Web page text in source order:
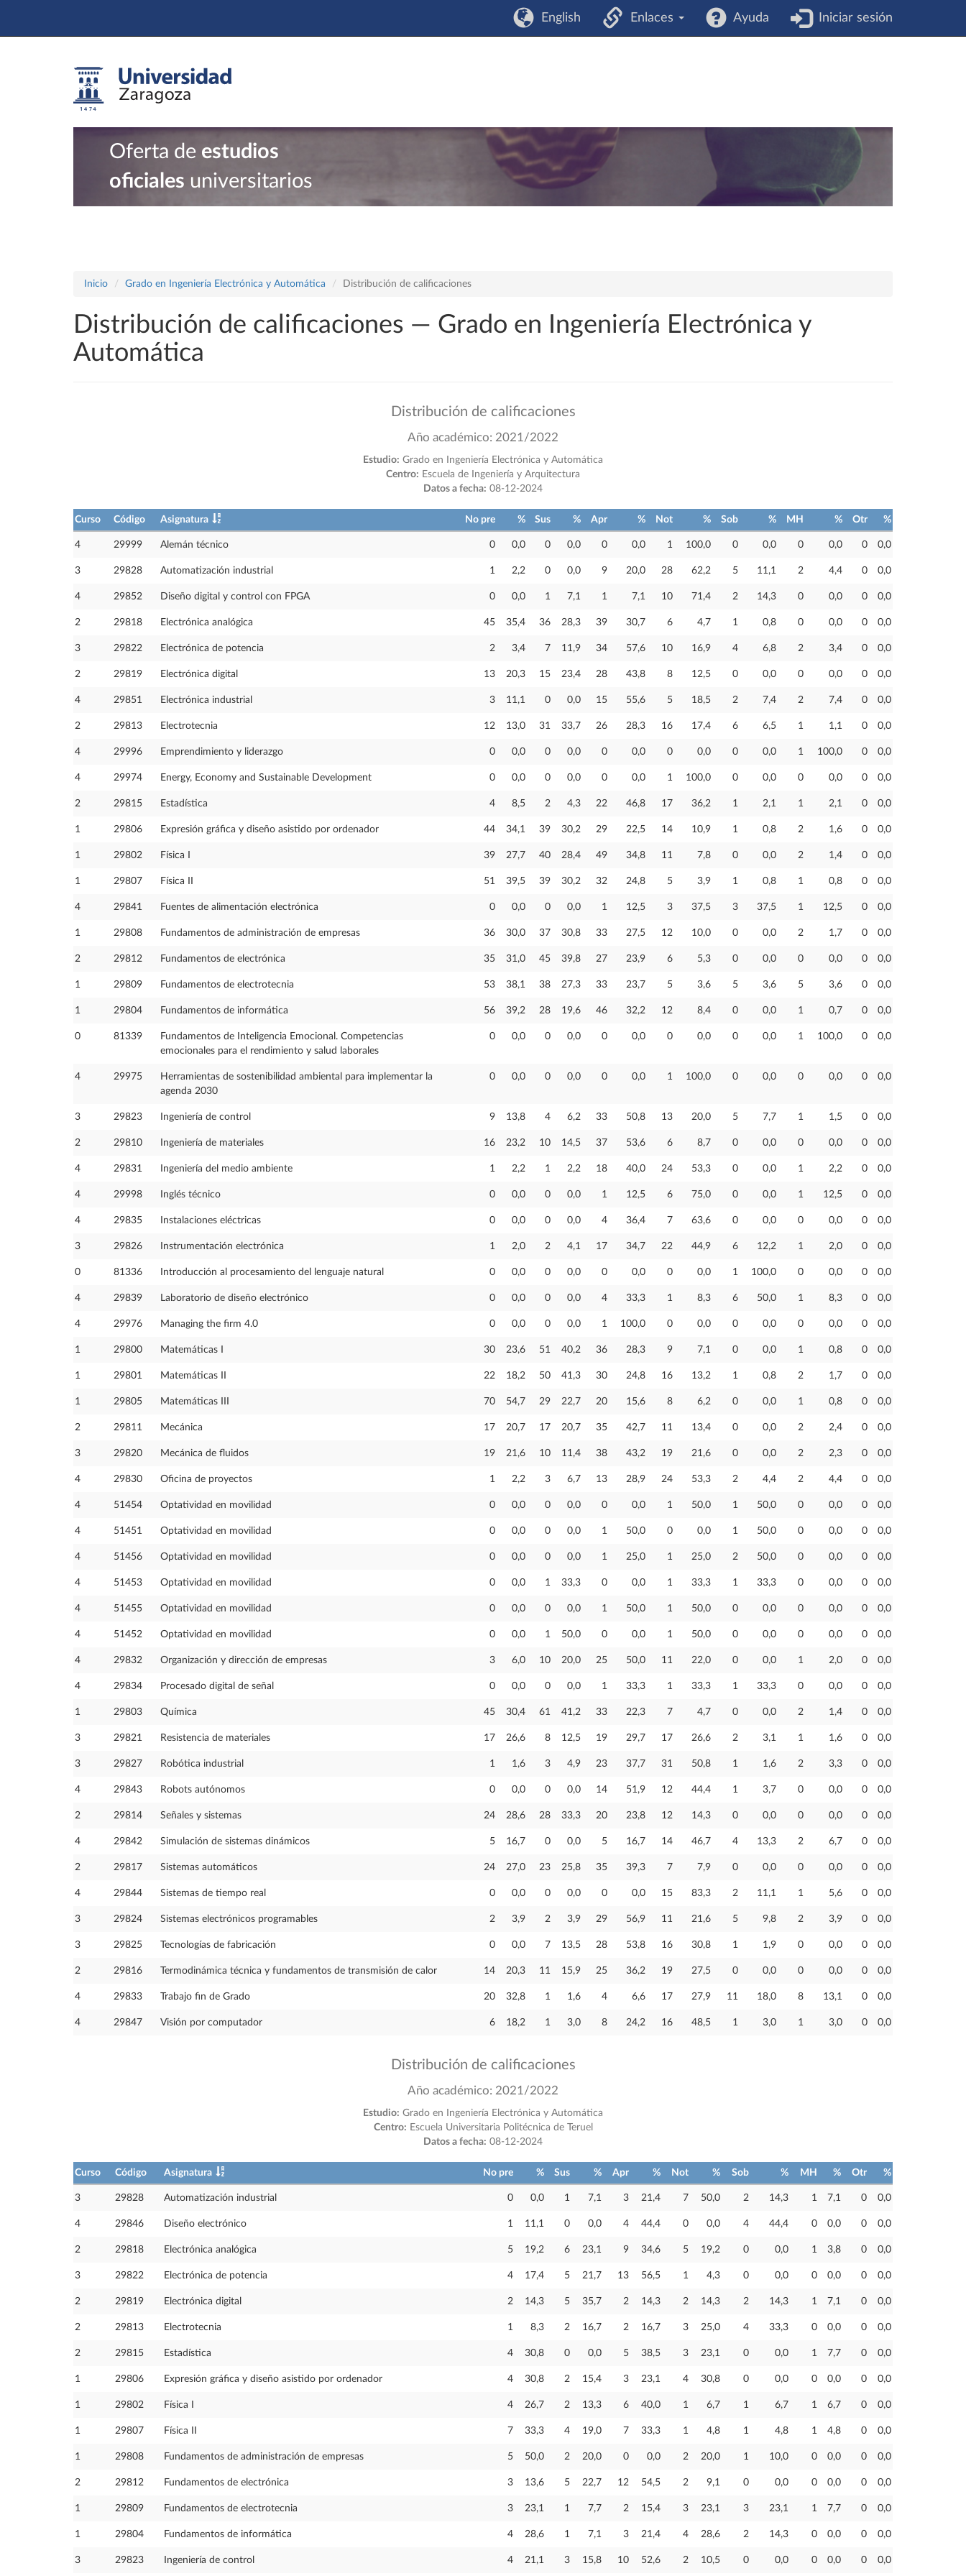
English Enlaces Ayuda Iniciar sesión
Oferta de estudios
oficiales universitarios
Inicio Grado en Ingeniería Electrónica y Automática Distribución de calificaciones
Distribución de calificaciones — Grado en Ingeniería Electrónica y
Automática
Distribución de calificaciones
Año académico: 2021/2022
Estudio: Grado en Ingeniería Electrónica y Automática
Centro: Escuela de Ingeniería y Arquitectura
Datos a fecha: 08-12-2024
Curso Código Asignatura No pre % Sus % Apr % Not % Sob % MH % Otr %
4 29999 Alemán técnico 0 0,0 0 0,0 0 0,0 1 100,0 0 0,0 0 0,0 0 0,0
3 29828 Automatización industrial 1 2,2 0 0,0 9 20,0 28 62,2 5 11,1 2 4,4 0 0,0
4 29852 Diseño digital y control con FPGA 0 0,0 1 7,1 1 7,1 10 71,4 2 14,3 0 0,0 0 0,0
2 29818 Electrónica analógica 45 35,4 36 28,3 39 30,7 6 4,7 1 0,8 0 0,0 0 0,0
3 29822 Electrónica de potencia 2 3,4 7 11,9 34 57,6 10 16,9 4 6,8 2 3,4 0 0,0
2 29819 Electrónica digital 13 20,3 15 23,4 28 43,8 8 12,5 0 0,0 0 0,0 0 0,0
4 29851 Electrónica industrial 3 11,1 0 0,0 15 55,6 5 18,5 2 7,4 2 7,4 0 0,0
2 29813 Electrotecnia 12 13,0 31 33,7 26 28,3 16 17,4 6 6,5 1 1,1 0 0,0
4 29996 Emprendimiento y liderazgo 0 0,0 0 0,0 0 0,0 0 0,0 0 0,0 1 100,0 0 0,0
4 29974 Energy, Economy and Sustainable Development 0 0,0 0 0,0 0 0,0 1 100,0 0 0,0 0 0,0 0 0,0
2 29815 Estadística 4 8,5 2 4,3 22 46,8 17 36,2 1 2,1 1 2,1 0 0,0
1 29806 Expresión gráfica y diseño asistido por ordenador 44 34,1 39 30,2 29 22,5 14 10,9 1 0,8 2 1,6 0 0,0
1 29802 Física I 39 27,7 40 28,4 49 34,8 11 7,8 0 0,0 2 1,4 0 0,0
1 29807 Física II 51 39,5 39 30,2 32 24,8 5 3,9 1 0,8 1 0,8 0 0,0
4 29841 Fuentes de alimentación electrónica 0 0,0 0 0,0 1 12,5 3 37,5 3 37,5 1 12,5 0 0,0
1 29808 Fundamentos de administración de empresas 36 30,0 37 30,8 33 27,5 12 10,0 0 0,0 2 1,7 0 0,0
2 29812 Fundamentos de electrónica 35 31,0 45 39,8 27 23,9 6 5,3 0 0,0 0 0,0 0 0,0
1 29809 Fundamentos de electrotecnia 53 38,1 38 27,3 33 23,7 5 3,6 5 3,6 5 3,6 0 0,0
1 29804 Fundamentos de informática 56 39,2 28 19,6 46 32,2 12 8,4 0 0,0 1 0,7 0 0,0
0 81339
Fundamentos de Inteligencia Emocional. Competencias
emocionales para el rendimiento y salud laborales
0 0,0 0 0,0 0 0,0 0 0,0 0 0,0 1 100,0 0 0,0
4 29975
Herramientas de sostenibilidad ambiental para implementar la
agenda 2030
0 0,0 0 0,0 0 0,0 1 100,0 0 0,0 0 0,0 0 0,0
3 29823 Ingeniería de control 9 13,8 4 6,2 33 50,8 13 20,0 5 7,7 1 1,5 0 0,0
2 29810 Ingeniería de materiales 16 23,2 10 14,5 37 53,6 6 8,7 0 0,0 0 0,0 0 0,0
4 29831 Ingeniería del medio ambiente 1 2,2 1 2,2 18 40,0 24 53,3 0 0,0 1 2,2 0 0,0
4 29998 Inglés técnico 0 0,0 0 0,0 1 12,5 6 75,0 0 0,0 1 12,5 0 0,0
4 29835 Instalaciones eléctricas 0 0,0 0 0,0 4 36,4 7 63,6 0 0,0 0 0,0 0 0,0
3 29826 Instrumentación electrónica 1 2,0 2 4,1 17 34,7 22 44,9 6 12,2 1 2,0 0 0,0
0 81336 Introducción al procesamiento del lenguaje natural 0 0,0 0 0,0 0 0,0 0 0,0 1 100,0 0 0,0 0 0,0
4 29839 Laboratorio de diseño electrónico 0 0,0 0 0,0 4 33,3 1 8,3 6 50,0 1 8,3 0 0,0
4 29976 Managing the firm 4.0 0 0,0 0 0,0 1 100,0 0 0,0 0 0,0 0 0,0 0 0,0
1 29800 Matemáticas I 30 23,6 51 40,2 36 28,3 9 7,1 0 0,0 1 0,8 0 0,0
1 29801 Matemáticas II 22 18,2 50 41,3 30 24,8 16 13,2 1 0,8 2 1,7 0 0,0
1 29805 Matemáticas III 70 54,7 29 22,7 20 15,6 8 6,2 0 0,0 1 0,8 0 0,0
2 29811 Mecánica 17 20,7 17 20,7 35 42,7 11 13,4 0 0,0 2 2,4 0 0,0
3 29820 Mecánica de fluidos 19 21,6 10 11,4 38 43,2 19 21,6 0 0,0 2 2,3 0 0,0
4 29830 Oficina de proyectos 1 2,2 3 6,7 13 28,9 24 53,3 2 4,4 2 4,4 0 0,0
4 51454 Optatividad en movilidad 0 0,0 0 0,0 0 0,0 1 50,0 1 50,0 0 0,0 0 0,0
4 51451 Optatividad en movilidad 0 0,0 0 0,0 1 50,0 0 0,0 1 50,0 0 0,0 0 0,0
4 51456 Optatividad en movilidad 0 0,0 0 0,0 1 25,0 1 25,0 2 50,0 0 0,0 0 0,0
4 51453 Optatividad en movilidad 0 0,0 1 33,3 0 0,0 1 33,3 1 33,3 0 0,0 0 0,0
4 51455 Optatividad en movilidad 0 0,0 0 0,0 1 50,0 1 50,0 0 0,0 0 0,0 0 0,0
4 51452 Optatividad en movilidad 0 0,0 1 50,0 0 0,0 1 50,0 0 0,0 0 0,0 0 0,0
4 29832 Organización y dirección de empresas 3 6,0 10 20,0 25 50,0 11 22,0 0 0,0 1 2,0 0 0,0
4 29834 Procesado digital de señal 0 0,0 0 0,0 1 33,3 1 33,3 1 33,3 0 0,0 0 0,0
1 29803 Química 45 30,4 61 41,2 33 22,3 7 4,7 0 0,0 2 1,4 0 0,0
3 29821 Resistencia de materiales 17 26,6 8 12,5 19 29,7 17 26,6 2 3,1 1 1,6 0 0,0
3 29827 Robótica industrial 1 1,6 3 4,9 23 37,7 31 50,8 1 1,6 2 3,3 0 0,0
4 29843 Robots autónomos 0 0,0 0 0,0 14 51,9 12 44,4 1 3,7 0 0,0 0 0,0
2 29814 Señales y sistemas 24 28,6 28 33,3 20 23,8 12 14,3 0 0,0 0 0,0 0 0,0
4 29842 Simulación de sistemas dinámicos 5 16,7 0 0,0 5 16,7 14 46,7 4 13,3 2 6,7 0 0,0
2 29817 Sistemas automáticos 24 27,0 23 25,8 35 39,3 7 7,9 0 0,0 0 0,0 0 0,0
4 29844 Sistemas de tiempo real 0 0,0 0 0,0 0 0,0 15 83,3 2 11,1 1 5,6 0 0,0
3 29824 Sistemas electrónicos programables 2 3,9 2 3,9 29 56,9 11 21,6 5 9,8 2 3,9 0 0,0
3 29825 Tecnologías de fabricación 0 0,0 7 13,5 28 53,8 16 30,8 1 1,9 0 0,0 0 0,0
2 29816 Termodinámica técnica y fundamentos de transmisión de calor 14 20,3 11 15,9 25 36,2 19 27,5 0 0,0 0 0,0 0 0,0
4 29833 Trabajo fin de Grado 20 32,8 1 1,6 4 6,6 17 27,9 11 18,0 8 13,1 0 0,0
4 29847 Visión por computador 6 18,2 1 3,0 8 24,2 16 48,5 1 3,0 1 3,0 0 0,0
Distribución de calificaciones
Año académico: 2021/2022
Estudio: Grado en Ingeniería Electrónica y Automática
Centro: Escuela Universitaria Politécnica de Teruel
Datos a fecha: 08-12-2024
Curso Código Asignatura No pre % Sus % Apr % Not % Sob % MH % Otr %
3 29828 Automatización industrial 0 0,0 1 7,1 3 21,4 7 50,0 2 14,3 1 7,1 0 0,0
4 29846 Diseño electrónico 1 11,1 0 0,0 4 44,4 0 0,0 4 44,4 0 0,0 0 0,0
2 29818 Electrónica analógica 5 19,2 6 23,1 9 34,6 5 19,2 0 0,0 1 3,8 0 0,0
3 29822 Electrónica de potencia 4 17,4 5 21,7 13 56,5 1 4,3 0 0,0 0 0,0 0 0,0
2 29819 Electrónica digital 2 14,3 5 35,7 2 14,3 2 14,3 2 14,3 1 7,1 0 0,0
2 29813 Electrotecnia 1 8,3 2 16,7 2 16,7 3 25,0 4 33,3 0 0,0 0 0,0
2 29815 Estadística 4 30,8 0 0,0 5 38,5 3 23,1 0 0,0 1 7,7 0 0,0
1 29806 Expresión gráfica y diseño asistido por ordenador 4 30,8 2 15,4 3 23,1 4 30,8 0 0,0 0 0,0 0 0,0
1 29802 Física I 4 26,7 2 13,3 6 40,0 1 6,7 1 6,7 1 6,7 0 0,0
1 29807 Física II 7 33,3 4 19,0 7 33,3 1 4,8 1 4,8 1 4,8 0 0,0
1 29808 Fundamentos de administración de empresas 5 50,0 2 20,0 0 0,0 2 20,0 1 10,0 0 0,0 0 0,0
2 29812 Fundamentos de electrónica 3 13,6 5 22,7 12 54,5 2 9,1 0 0,0 0 0,0 0 0,0
1 29809 Fundamentos de electrotecnia 3 23,1 1 7,7 2 15,4 3 23,1 3 23,1 1 7,7 0 0,0
1 29804 Fundamentos de informática 4 28,6 1 7,1 3 21,4 4 28,6 2 14,3 0 0,0 0 0,0
3 29823 Ingeniería de control 4 21,1 3 15,8 10 52,6 2 10,5 0 0,0 0 0,0 0 0,0